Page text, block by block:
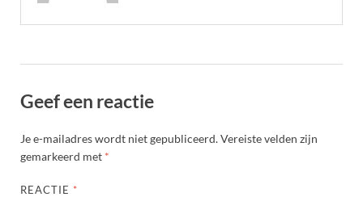
Geef een reactie
Je e-mailadres wordt niet gepubliceerd.Vereiste velden zijn
gemarkeerd met *
REACTIE *